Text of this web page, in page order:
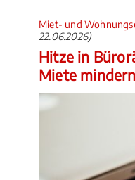
Miet- und
22.06.2026)
Hitze in
Miete